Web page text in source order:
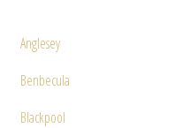
Anglesey
Benbecula
Blackpool